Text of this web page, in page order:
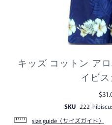
キッズ コットン ア
イビス
SKU 222-
size guide（サイズガイド）